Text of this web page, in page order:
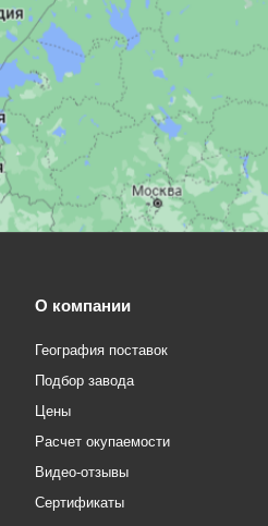
О компании
География поставок
Подбор завода
Цены
Расчет окупаемости
Видео-отзывы
Сертификаты